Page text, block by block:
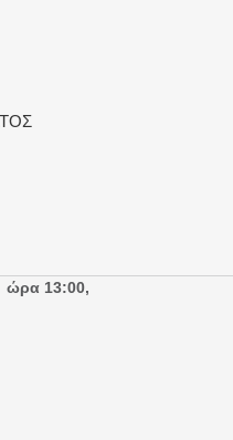
ώρα 13:00,